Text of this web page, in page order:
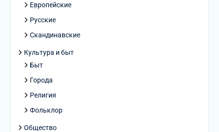
Европейские
Русские
Скандинавские
Культура и быт
Быт
Города
Религия
Фольклор
Общество